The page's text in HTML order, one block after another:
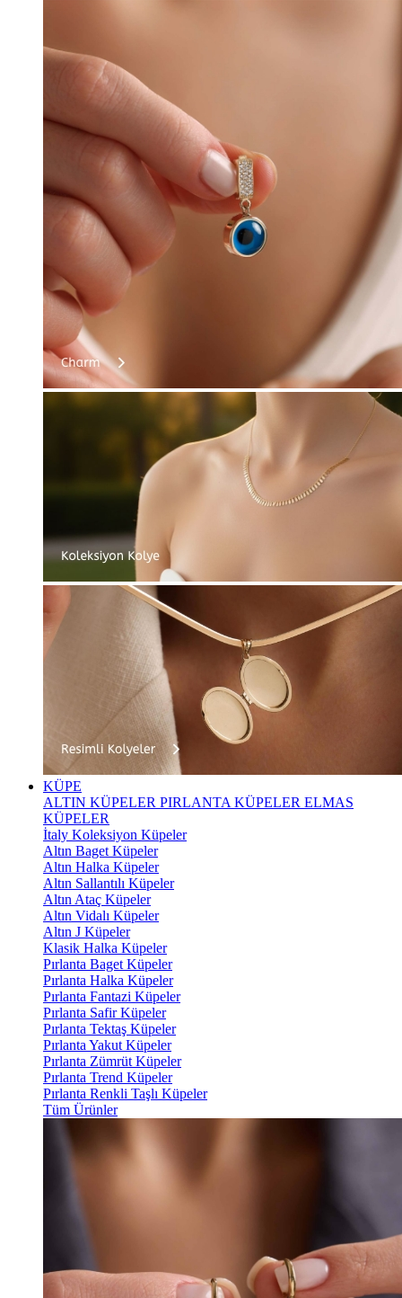
KÜPE
ALTIN KÜPELER PIRLANTA KÜPELER ELMAS
KÜPELER
İtaly Koleksiyon Küpeler
Altın Baget Küpeler
Altın Halka Küpeler
Altın Sallantılı Küpeler
Altın Ataç Küpeler
Altın Vidalı Küpeler
Altın J Küpeler
Klasik Halka Küpeler
Pırlanta Baget Küpeler
Pırlanta Halka Küpeler
Pırlanta Fantazi Küpeler
Pırlanta Safir Küpeler
Pırlanta Tektaş Küpeler
Pırlanta Yakut Küpeler
Pırlanta Zümrüt Küpeler
Pırlanta Trend Küpeler
Pırlanta Renkli Taşlı Küpeler
Tüm Ürünler